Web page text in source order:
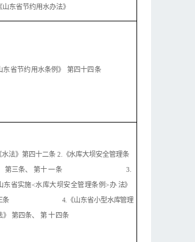
山东省节约用水办法》
东省节约用水条例》 第四十四条
水法》第四十二条 2.《水库大坝安全管理条
第三条、 第十 一条 3.
东省实施<水库大坝安全管理条例>办 法》
条 4.《山东省小型水库管理
》 第四条、 第 十四条